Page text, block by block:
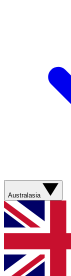
Australasia